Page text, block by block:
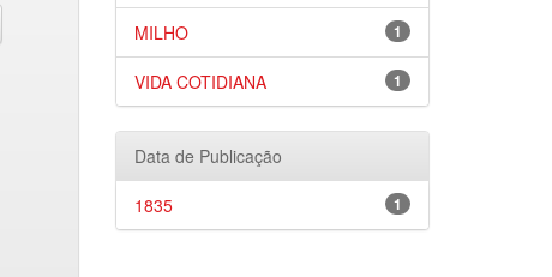
1
MILHO
1
VIDA COTIDIANA
Data de Publicação
1
1835